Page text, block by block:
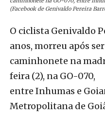
(Facebook de Genivaldo Pereira
O ciclista Genivaldo
anos, morreu após
caminhonete na
feira (2), na GO-070,
entre Inhumas e
Metropolitana de